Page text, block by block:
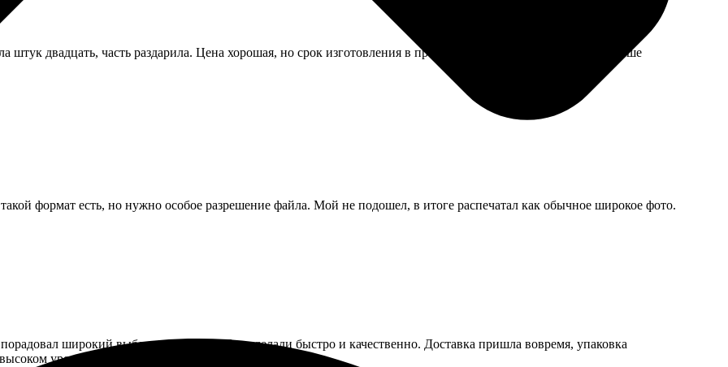
штук двадцать, часть раздарила. Цена хорошая, но срок изготовления в предпраздничный период был подольше
формат есть, но нужно особое разрешение файла. Мой не подошел, в итоге распечатал как обычное широкое фото.
широкий выбор материалов. Все сделали быстро и качественно. Доставка пришла вовремя, упаковка
уровне. Результат превзошел ожидания!